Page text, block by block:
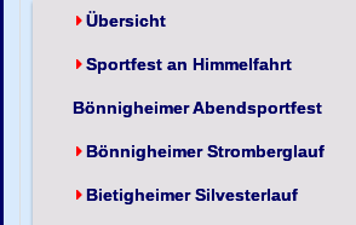
Übersicht
Sportfest an Himmelfahrt
Bönnigheimer Abendsportfest
Bönnigheimer Stromberglauf
Bietigheimer Silvesterlauf